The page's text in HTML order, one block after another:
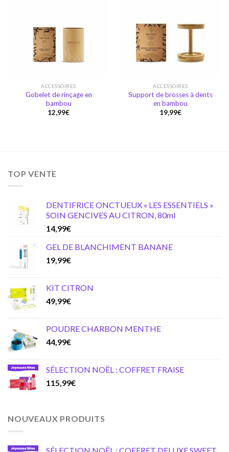
ACCESSOIRES
Gobelet de rinçage en
bambou
12,99€
à la
ACCESSOIRES
Support de brosses à dents
en bambou
19,99€
TOP VENTE
DENTIFRICE ONCTUEUX « LES ESSENTIELS »
SOIN GENCIVES AU CITRON, 80ml
14,99€
GEL DE BLANCHIMENT BANANE
19,99€
KIT CITRON
49,99€
POUDRE CHARBON MENTHE
44,99€
SÉLECTION NOËL : COFFRET FRAISE
115,99€
NOUVEAUX PRODUITS